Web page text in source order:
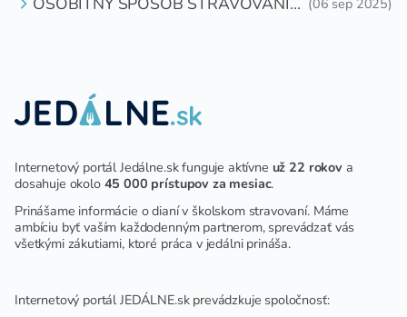
(06 sep 2025)
Internetový portál Jedálne.sk funguje aktívne už 22 rokova
dosahuje okolo 45 000 prístupov za mesiac.
Prinášame informácie o dianí v školskom stravovaní. Máme
ambíciu byť vaším každodenným partnerom, sprevádzať vás
všetkými zákutiami, ktoré práca v jedálni prináša.
Internetový portál JEDÁLNE.sk prevádzkuje spoločnosť: